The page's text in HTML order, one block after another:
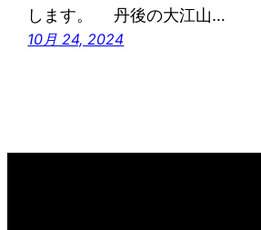
します。 丹後の大江山…
10月 24, 2024